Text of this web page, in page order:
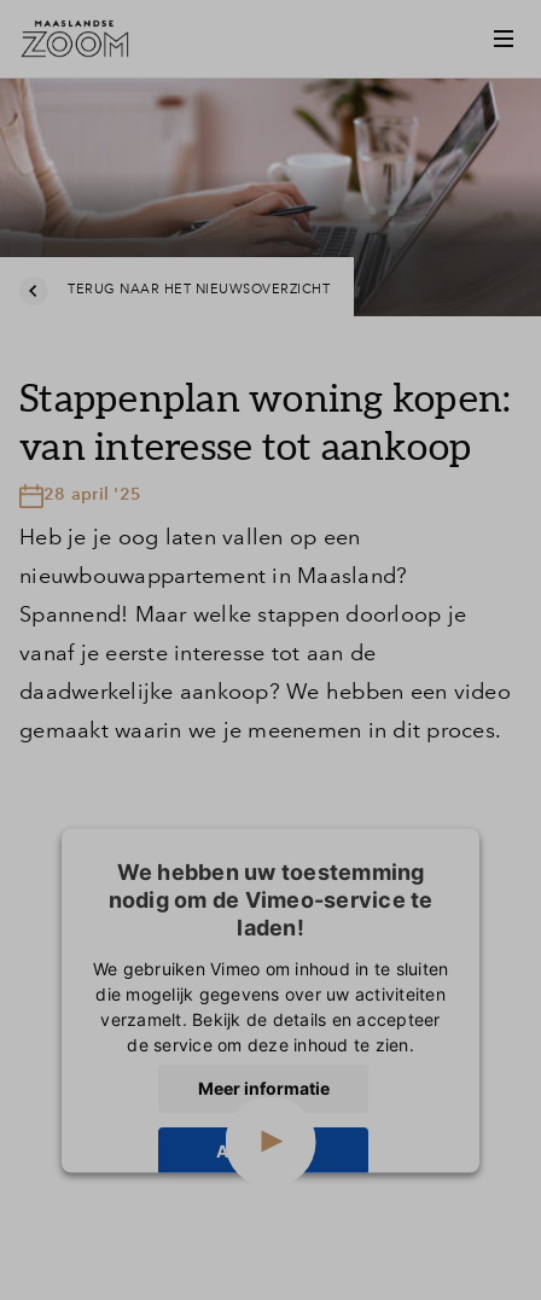
TERUG NAAR HET NIEUWSOVERZICHT
Stappenplan woning kopen:
van interesse tot aankoop
28 april '25
Heb je je oog laten vallen op een
nieuwbouwappartement in Maasland?
Spannend! Maar welke stappen doorloop je
vanaf je eerste interesse tot aan de
daadwerkelijke aankoop? We hebben een video
gemaakt waarin we je meenemen in dit proces.
We hebben uw toestemming
nodig om de Vimeo-service te
laden!
We gebruiken Vimeo om inhoud in te sluiten
die mogelijk gegevens over uw activiteiten
verzamelt. Bekijk de details en accepteer
de service om deze inhoud te zien.
Meer informatie
Accepteren